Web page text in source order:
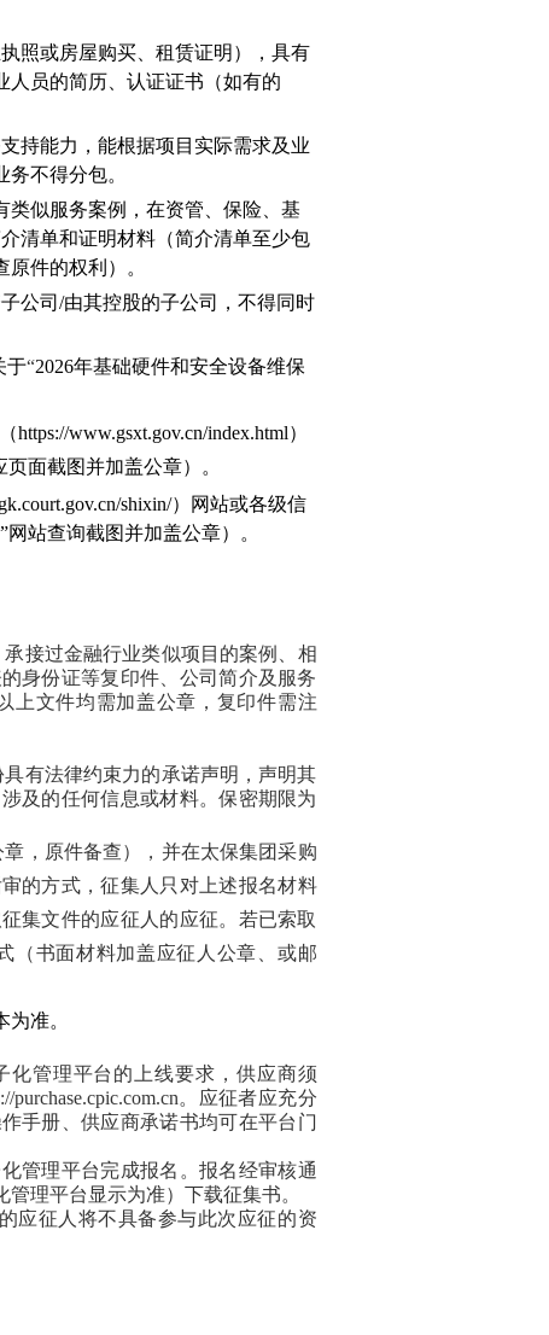
照或房屋购买、租赁证明），具有
人员的简历、认证证书（如有的
持能力，能根据项目实际需求及业
不得分包。
类似服务案例，在资管、保险、基
清单和证明材料（简介清单至少包
件的权利）。
公司/由其控股的子公司，不得同时
于“2026年基础硬件和安全设备维保
www.gsxt.gov.cn/index.html）
面截图并加盖公章）。
shixin/）网站或各级信
站查询截图并加盖公章）。
接过金融行业类似项目的案例、相
身份证等复印件、公司简介及服务
上文件均需加盖公章，复印件需注
有法律约束力的承诺声明，声明其
及的任何信息或材料。保密期限为
，原件备查），并在太保集团采购
的方式，征集人只对上述报名材料
集文件的应征人的应征。若已索取
（书面材料加盖应征人公章、或邮
准。
化管理平台的上线要求，供应商须
。 应征者应充分
手册、供应商承诺书均可在平台门
管理平台完成报名。报名经审核通
理平台显示为准）下载征集书。
应征人将不具备参与此次应征的资